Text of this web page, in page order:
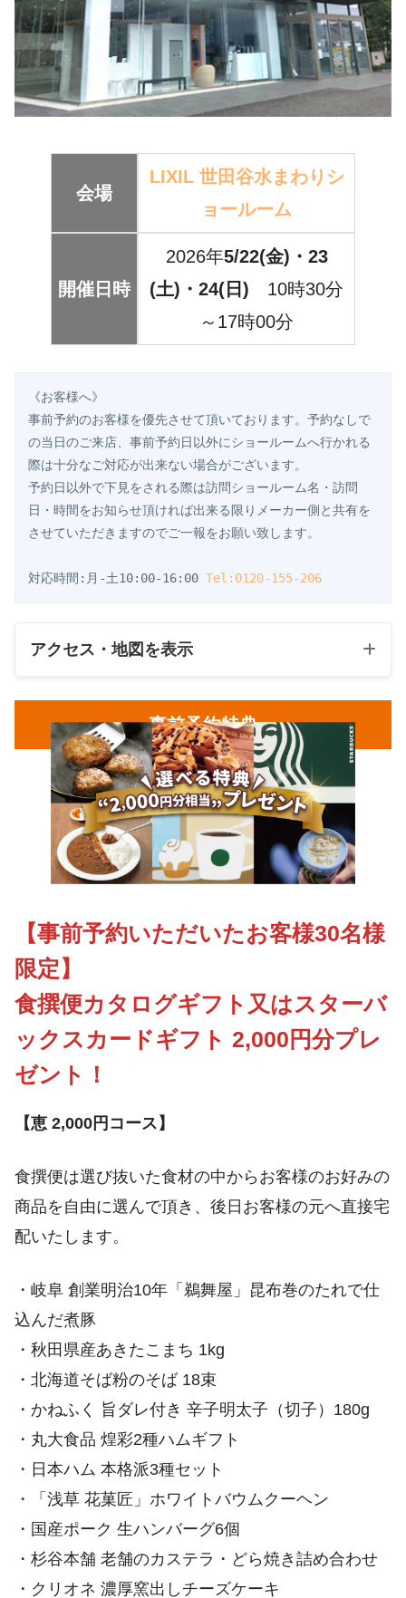
会場
LIXIL 世田谷水まわりシ
ョールーム
開催日時
2026年5/22(金)・23
(土)・24(日) 10時30分
～17時00分
《お客様へ》
事前予約のお客様を優先させて頂いております。予約なしで
の当日のご来店、事前予約日以外にショールームへ行かれる
際は十分なご対応が出来ない場合がございます。
予約日以外で下見をされる際は訪問ショールーム名・訪問
日・時間をお知らせ頂ければ出来る限りメーカー側と共有を
させていただきますのでご一報をお願い致します。
対応時間:月-土10:00-16:00 Tel:0120-155-206
アクセス・地図を表示
事前予約特典
【事前予約いただいたお客様30名様
限定】
食撰便カタログギフト又はスターバ
ックスカードギフト 2,000円分プレ
ゼント！
【恵 2,000円コース】
食撰便は選び抜いた食材の中からお客様のお好みの
商品を自由に選んで頂き、後日お客様の元へ直接宅
配いたします。
・岐阜 創業明治10年「鵜舞屋」昆布巻のたれで仕
込んだ煮豚
・秋田県産あきたこまち 1kg
・北海道そば粉のそば 18束
・かねふく 旨ダレ付き 辛子明太子（切子）180g
・丸大食品 煌彩2種ハムギフト
・日本ハム 本格派3種セット
・「浅草 花菓匠」ホワイトバウムクーヘン
・国産ポーク 生ハンバーグ6個
・杉谷本舗 老舗のカステラ・どら焼き詰め合わせ
・クリオネ 濃厚窯出しチーズケーキ